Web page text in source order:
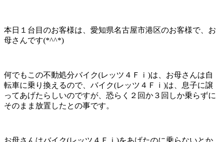
本日１台目のお客様は、愛知県名古屋市港区のお客様で、お
母さんです(*^^*)
何でもこの不動処分バイク(レッツ４Ｆｉ)は、お母さんは自
転車に乗り換えるので、バイク(レッツ４Ｆｉ)は、息子に譲
ってあげたらしいのですが、恐らく２回か３回しか乗らずに
そのまま放置したとの事です。
お母さんはバイク(レッツ４Ｆｉ)をあげたのに乗らないとか